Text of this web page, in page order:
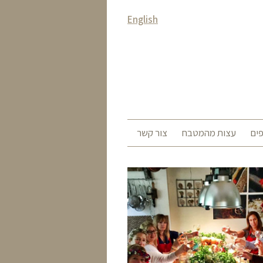
English
עצות מהמטבח צור קשר